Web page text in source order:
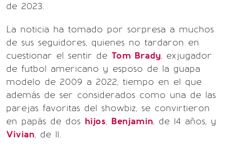
de 2023.
La noticia ha tomado por sorpresa a muchos
de sus seguidores, quienes no tardaron en
cuestionar el sentir de Tom Brady, exjugador
de futbol americano y esposo de la guapa
modelo de 2009 a 2022, tiempo en el que
además de ser considerados como una de las
parejas favoritas del showbiz, se convirtieron
en papás de dos hijos, Benjamin, de 14 años, y
Vivian, de 11.